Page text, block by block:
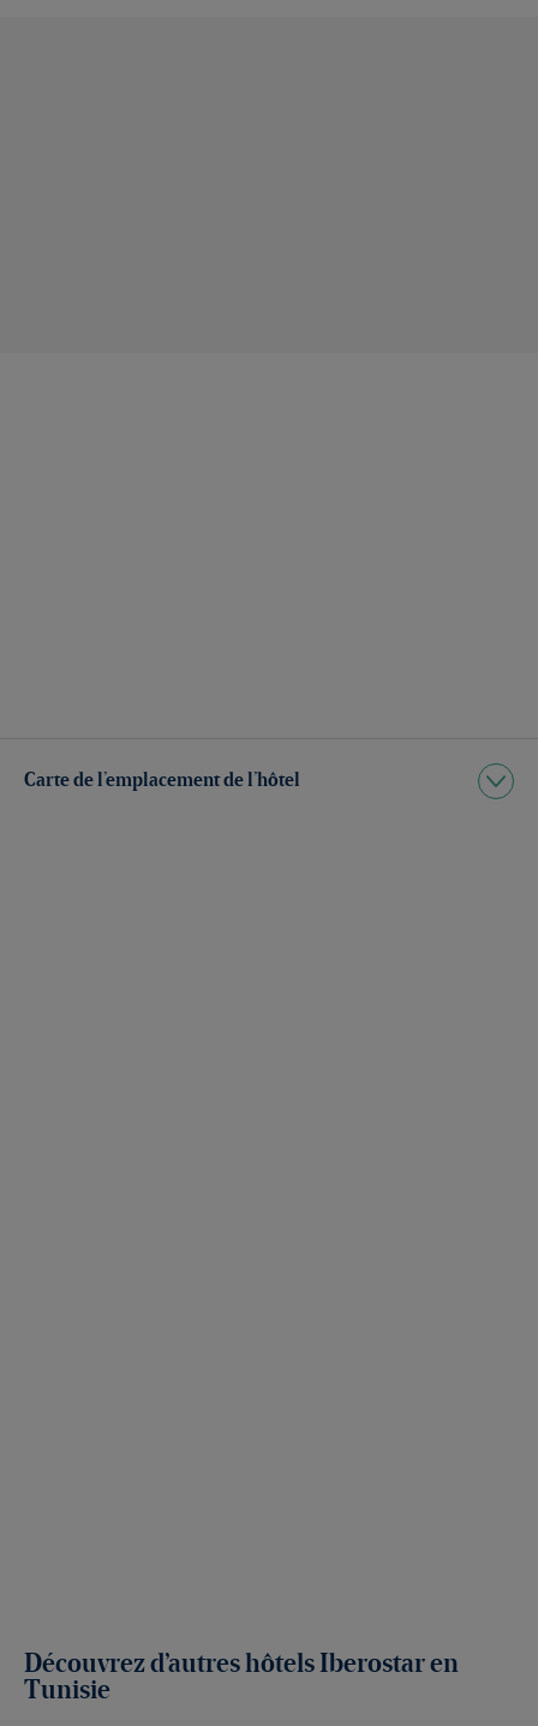
Carte de l’emplacement de l’hôtel
Découvrez d’autres hôtels Iberostar en
Tunisie